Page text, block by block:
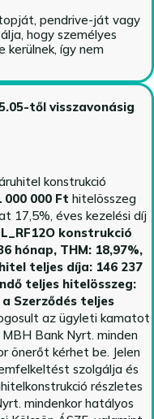
pendrive-ját vagy
hogy személyes
így nem
től visszavonásig
konstrukció
000 000 Ft hitelösszeg
17,5%, éves kezelési díj
konstrukció
hónap, THM: 18,97%,
teljes díja: 146 237
teljes hitelösszeg:
Szerződés teljes
az ügyleti kamatot
Bank Nyrt. minden
önerőt kérhet be. Jelen
szolgálja és
részletes
mindenkor hatályos